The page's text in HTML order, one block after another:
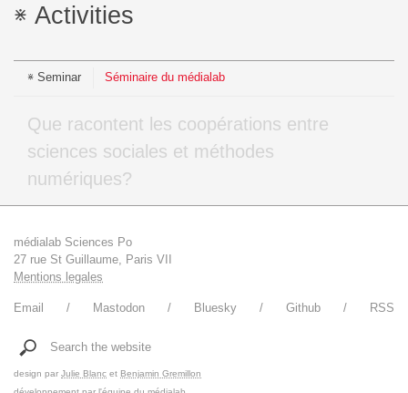
Activities
Seminar Séminaire du médialab
Que racontent les coopérations entre
sciences sociales et méthodes
numériques?
médialab Sciences Po
27 rue St Guillaume, Paris VII
Mentions legales
Email Mastodon Bluesky Github RSS
Search the website
design par Julie Blanc et Benjamin Gremillon